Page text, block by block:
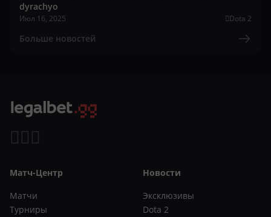
dyrachyo
Июл 16, 2025 Dota 2
Больше новостей
Матч-Центр
Матчи
Турниры
Новости
Эксклюзивы
Dota 2